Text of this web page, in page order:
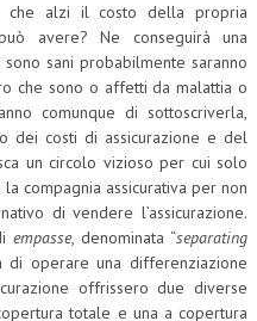
che alzi il costo della propria
avere? Ne conseguirà una
sani probabilmente saranno
che sono o affetti da malattia o
comunque di sottoscriverla,
dei costi di assicurazione e del
un circolo vizioso per cui solo
compagnia assicurativa per non
di vendere l’assicurazione.
empasse, denominata “separating
di operare una differenziazione
offrissero due diverse
totale e una a copertura